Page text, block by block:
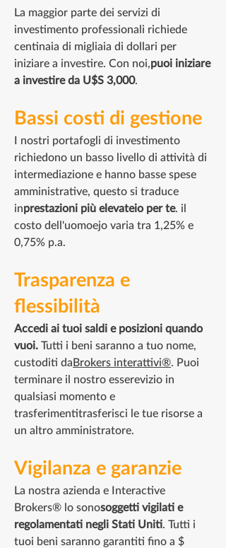
pubblicitario per conto di
Riccio&Associates LLC.< /p>
La maggior parte dei servizi di
investimento professionali richiede
centinaia di migliaia di dollari per
iniziare a investire. Con noi,puoi iniziare
a investire da U$S 3,000.
Bassi costi di gestione
I nostri portafogli di investimento
richiedono un basso livello di attività di
intermediazione e hanno basse spese
amministrative, questo si traduce
inprestazioni più elevateio per te. il
costo dell'uomoejo varia tra 1,25% e
0,75% p.a.
Trasparenza e
flessibilità
Accedi ai tuoi saldi e posizioni quando
vuoi. Tutti i beni saranno a tuo nome,
custoditi daBrokers interattivi®. Puoi
terminare il nostro esserevizio in
qualsiasi momento e
trasferimentitrasferisci le tue risorse a
un altro amministratore.
Vigilanza e garanzie
La nostra azienda e Interactive
Brokers® lo sonosoggetti vigilati e
regolamentati negli Stati Uniti. ​Tutti i
tuoi beni saranno garantiti fino a $